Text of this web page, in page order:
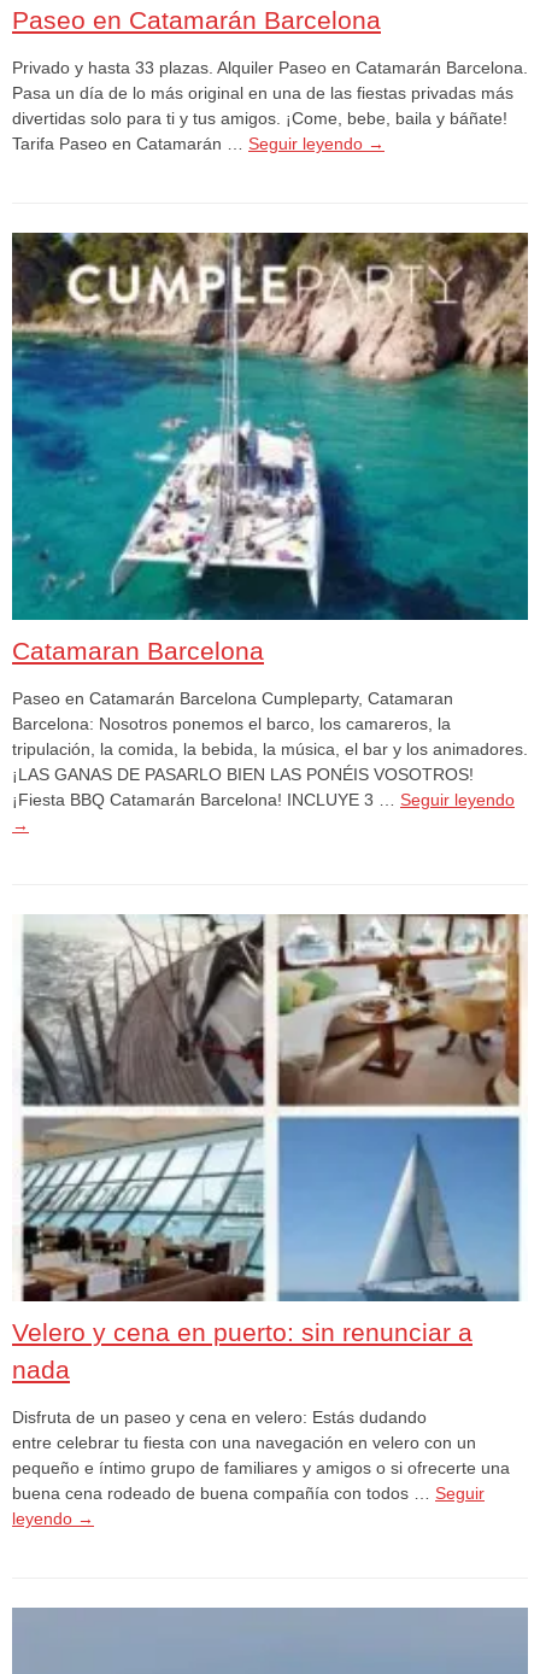
Paseo en Catamarán Barcelona
Privado y hasta 33 plazas. Alquiler Paseo en Catamarán Barcelona.
Pasa un día de lo más original en una de las fiestas privadas más
divertidas solo para ti y tus amigos. ¡Come, bebe, baila y báñate!
Tarifa Paseo en Catamarán … Seguir leyendo →
Catamaran Barcelona
Paseo en Catamarán Barcelona Cumpleparty, Catamaran
Barcelona: Nosotros ponemos el barco, los camareros, la
tripulación, la comida, la bebida, la música, el bar y los animadores.
¡LAS GANAS DE PASARLO BIEN LAS PONÉIS VOSOTROS!
¡Fiesta BBQ Catamarán Barcelona! INCLUYE 3 … Seguir leyendo
→
Velero y cena en puerto: sin renunciar a
nada
Disfruta de un paseo y cena en velero: Estás dudando
entre celebrar tu fiesta con una navegación en velero con un
pequeño e íntimo grupo de familiares y amigos o si ofrecerte una
buena cena rodeado de buena compañía con todos … Seguir
leyendo →